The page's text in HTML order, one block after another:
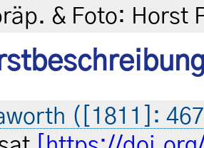
& Foto: Horst
([1811]: